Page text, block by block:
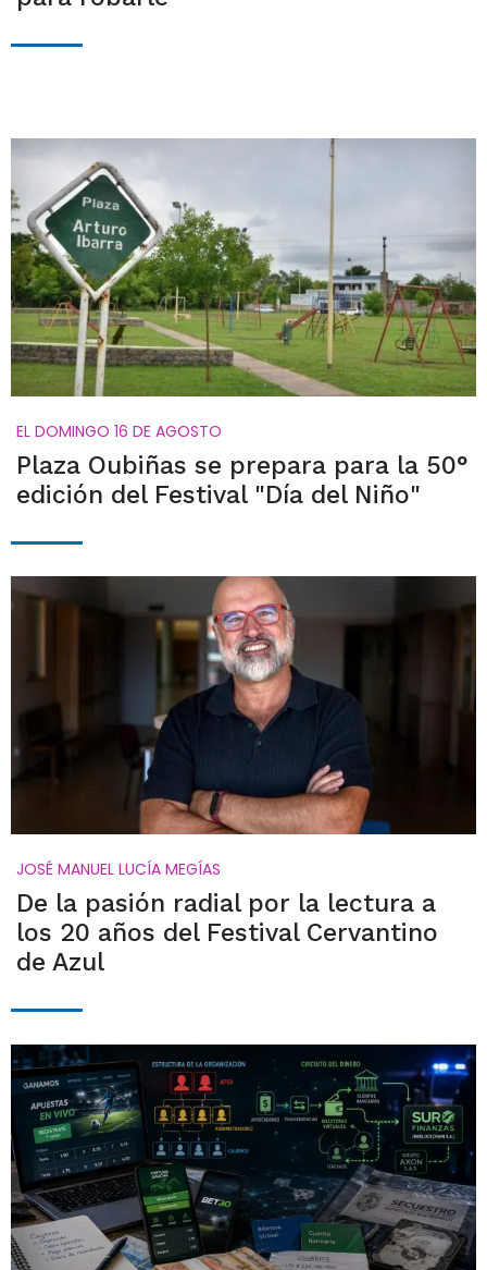
EL DOMINGO 16 DE AGOSTO
Plaza Oubiñas se prepara para la 50°
edición del Festival "Día del Niño"
JOSÉ MANUEL LUCÍA MEGÍAS
De la pasión radial por la lectura a
los 20 años del Festival Cervantino
de Azul